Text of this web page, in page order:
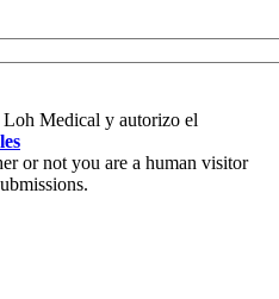
Loh Medical y autorizo el
or not you are a human visitor